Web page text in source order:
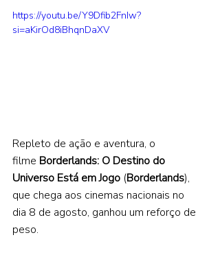
https://youtu.be/Y9Dfib2FnIw?
si=aKirOd8iBhqnDaXV
Repleto de ação e aventura, o
filme Borderlands: O Destino do
Universo Está em Jogo (Borderlands),
que chega aos cinemas nacionais no
dia 8 de agosto, ganhou um reforço de
peso.